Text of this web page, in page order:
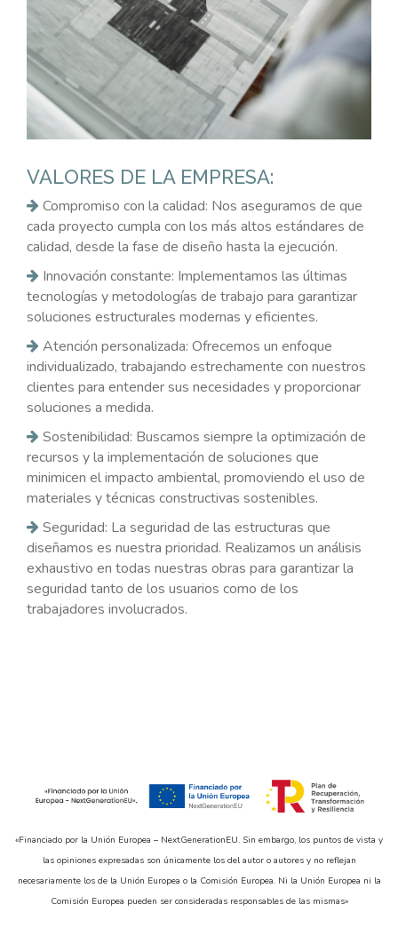
VALORES DE LA EMPRESA:
Compromiso con la calidad: Nos aseguramos de que
cada proyecto cumpla con los más altos estándares de
calidad, desde la fase de diseño hasta la ejecución.
Innovación constante: Implementamos las últimas
tecnologías y metodologías de trabajo para garantizar
soluciones estructurales modernas y eficientes.
Atención personalizada: Ofrecemos un enfoque
individualizado, trabajando estrechamente con nuestros
clientes para entender sus necesidades y proporcionar
soluciones a medida.
Sostenibilidad: Buscamos siempre la optimización de
recursos y la implementación de soluciones que
minimicen el impacto ambiental, promoviendo el uso de
materiales y técnicas constructivas sostenibles.
Seguridad: La seguridad de las estructuras que
diseñamos es nuestra prioridad. Realizamos un análisis
exhaustivo en todas nuestras obras para garantizar la
seguridad tanto de los usuarios como de los
trabajadores involucrados.
«Financiado por la Unión Europea – NextGenerationEU. Sin embargo, los puntos de vista y
las opiniones expresadas son únicamente los del autor o autores y no reflejan
necesariamente los de la Unión Europea o la Comisión Europea. Ni la Unión Europea ni la
Comisión Europea pueden ser consideradas responsables de las mismas»